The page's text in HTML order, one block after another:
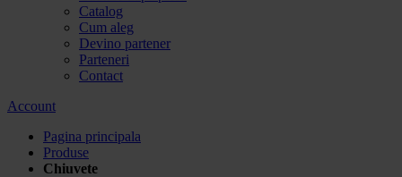
Catalog
Cum aleg
Devino partener
Parteneri
Contact
Account
Pagina principala
Produse
Chiuvete